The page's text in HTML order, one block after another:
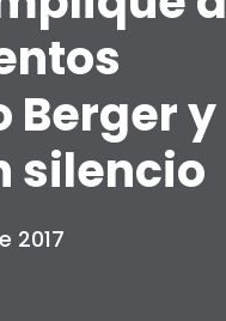
Berger y
silencio
2017